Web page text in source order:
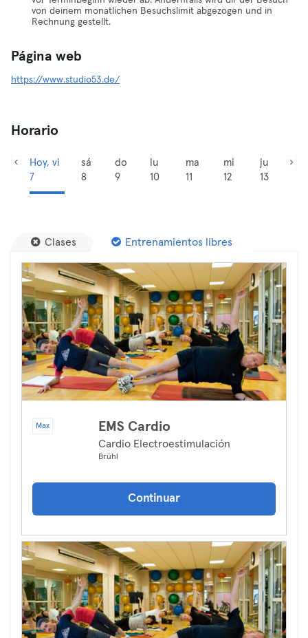
von deinem monatlichen Besuchslimit abgezogen und in
Rechnung gestellt.
Página web
https://www.studio53.de/
Horario
Hoy, vi
7
sá
8
do
9
lu
10
ma
11
mi
12
ju
13
Clases Entrenamientos libres
Max EMS Cardio
Cardio Electroestimulación
Brühl
Continuar